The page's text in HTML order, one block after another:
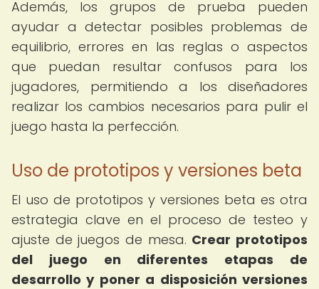
Además, los grupos de prueba pueden
ayudar a detectar posibles problemas de
equilibrio, errores en las reglas o aspectos
que puedan resultar confusos para los
jugadores, permitiendo a los diseñadores
realizar los cambios necesarios para pulir el
juego hasta la perfección.
Uso de prototipos y versiones beta
El uso de prototipos y versiones beta es otra
estrategia clave en el proceso de testeo y
ajuste de juegos de mesa. Crear prototipos
del juego en diferentes etapas de
desarrollo y poner a disposición versiones